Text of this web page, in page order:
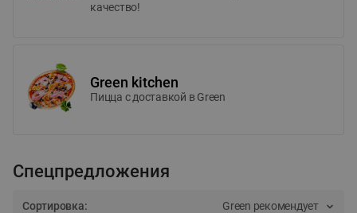
качество!
Green kitchen
Пицца c доставкой в Green
Спецпредложения
Сортировка: Green рекомендует